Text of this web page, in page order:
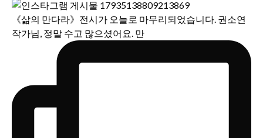
《삶의 만다라》전시가 오늘로 마무리되었습니다. 권소연
작가님, 정말 수고 많으셨어요. 만